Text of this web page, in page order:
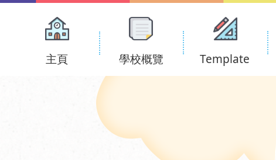
Main
navigation
主頁 學校概覽 Template